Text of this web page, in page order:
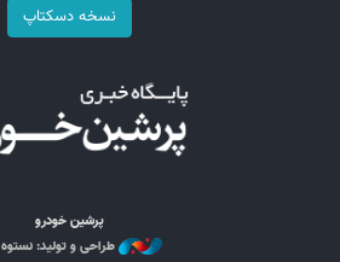
نسخه دسکتاپ
پرشین خودرو
طراحی و تولید: نستوه